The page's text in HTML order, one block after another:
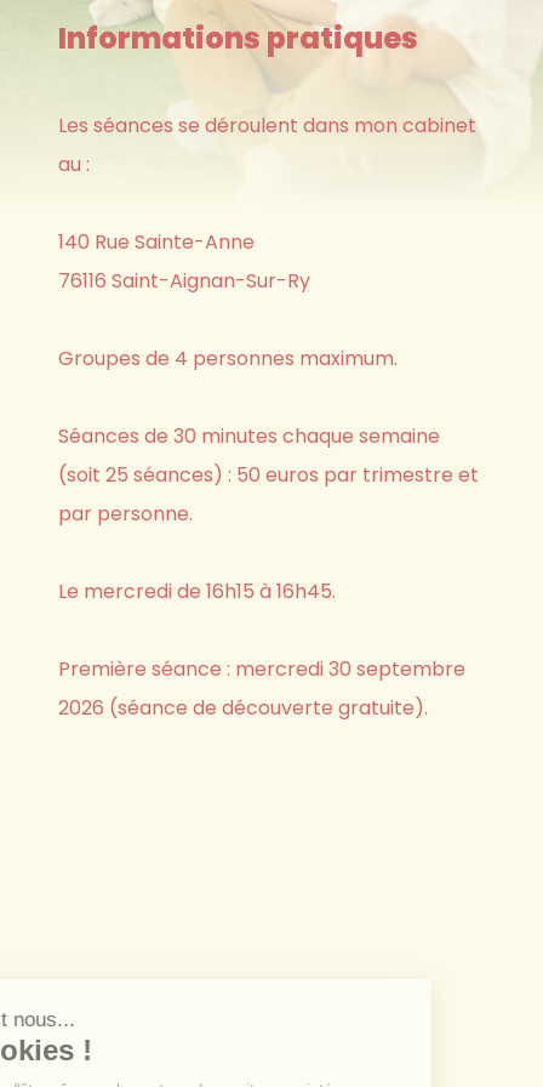
Une séance dure environ 1 heure et se compose de :
un dialogue préalable
des exercices derelaxation dynamiqueet de
visualisationd'images agréables.
un temps de parole qui laisse libre cours à
qui associent desmouvements doux(les muscles
sont mis en mouvement pour mieux percevoir les
(élément essentiel de la pratique sophrologique)
et ses émotions.
deprojections mentales positivespour stimuler
Informations pratiques
Les séances se déroulent dans mon cabinet
au :
140 Rue Sainte-Anne
76116 Saint-Aignan-Sur-Ry
Groupes de 4 personnes maximum.
Séances de 30 minutes chaque semaine
(soit 25 séances) : 50 euros par trimestre et
par personne.
Le mercredi de 16h15 à 16h45.
Première séance : mercredi 30 septembre
2026 (séance de découverte gratuite).